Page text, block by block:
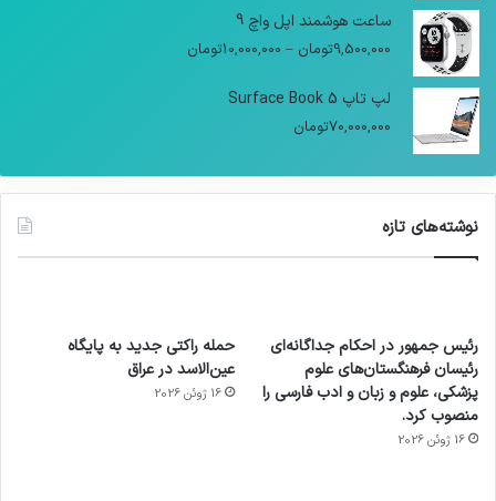
ساعت هوشمند اپل واچ 9
9,500,000تومان –
10,000,000تومان
لپ تاپ Surface Book 5
70,000,000تومان
نوشته‌های تازه
رئیس جمهور در احکام جداگانه‌ای
رئیسان فرهنگستان‌های علوم
پزشکی، علوم و زبان و ادب فارسی را
منصوب کرد.
16 ژوئن 2026
حمله راکتی جدید به پایگاه
عین‌الاسد در عراق
16 ژوئن 2026